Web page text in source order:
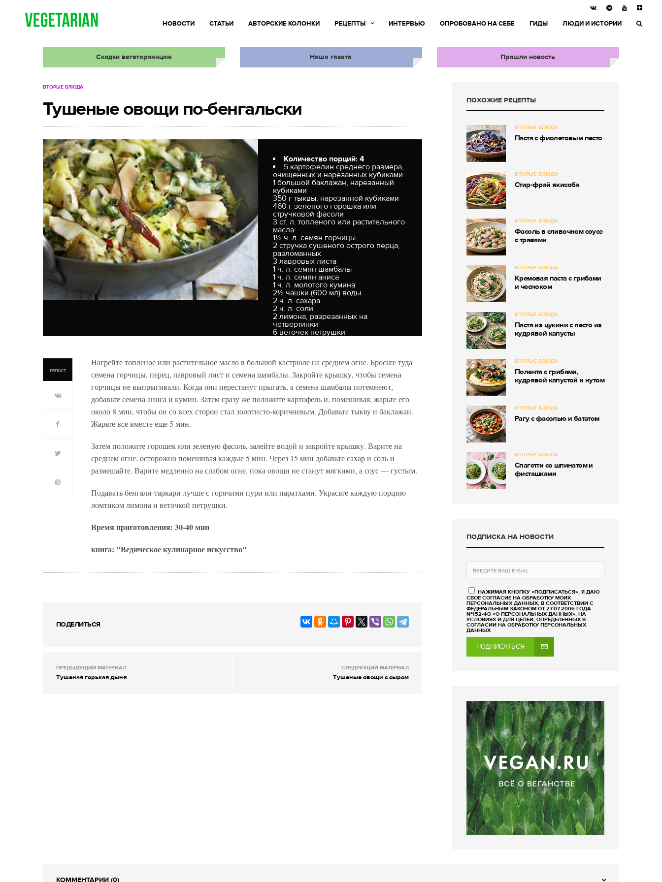
НОВОСТИ СТАТЬИ АВТОРСКИЕ КОЛОНКИ РЕЦЕПТЫ ИНТЕРВЬЮ ОПРОБОВАНО НА СЕБЕ ГИДЫ ЛЮДИ И ИСТОРИИ
Скидки вегетарианцам Наша газета Пришли новость
ВТОРЫЕ БЛЮДА
Тушеные овощи по-бенгальски
Количество порций: 4
5 картофелин среднего размера,
очищенных и нарезанных кубиками
1 большой баклажан, нарезанный
кубиками
350 г тыквы, нарезанной кубиками
460 г зеленого горошка или
стручковой фасоли
3 ст. л. топленого или растительного
масла
1½ ч. л. семян горчицы
2 стручка сушеного острого перца,
разломанных
3 лавровых листа
1 ч. л. семян шамбалы
1 ч. л. семян аниса
1 ч. л. молотого кумина
2½ чашки (600 мл) воды
2 ч. л. сахара
2 ч. л. соли
2 лимона, разрезанных на
четвертинки
6 веточек петрушки
РЕПОСТ
Нагрейте топленое или растительное масло в большой кастрюле на среднем огне. Бросьте туда
семена горчицы, перец, лавровый лист и семена шамбалы. Закройте крышку, чтобы семена
горчицы не выпрыгивали. Когда они перестанут прыгать, а семена шамбалы потемнеют,
добавьте семена аниса и кумин. Затем сразу же положите картофель и, помешивая, жарьте его
около 8 мин, чтобы он со всех сторон стал золотисто-коричневым. Добавьте тыкву и баклажан.
Жарьте все вместе еще 5 мин.
Затем положите горошек или зеленую фасоль, залейте водой и закройте крышку. Варите на
среднем огне, осторожно помешивая каждые 5 мин. Через 15 мин добавьте сахар и соль и
размешайте. Варите медленно на слабом огне, пока овощи не станут мягкими, а соус — густым.
Подавать бенгали-таркари лучше с горячими пури или паратхами. Украсьте каждую порцию
ломтиком лимона и веточкой петрушки.
Время приготовления: 30-40 мин
книга: "Ведическое кулинарное искусство"
ПОДЕЛИТЬСЯ
ПРЕДЫДУЩИЙ МАТЕРИАЛ
Тушеная горькая дыня
СЛЕДУЮЩИЙ МАТЕРИАЛ
Тушеные овощи с сыром
ПОХОЖИЕ РЕЦЕПТЫ
ВТОРЫЕ БЛЮДА
Паста с фиолетовым песто
ВТОРЫЕ БЛЮДА
Стир-фрай якисоба
ВТОРЫЕ БЛЮДА
Фасоль в сливочном соусе
с травами
ВТОРЫЕ БЛЮДА
Кремовая паста с грибами
и чесноком
ВТОРЫЕ БЛЮДА
Паста из цукини с песто из
кудрявой капусты
ВТОРЫЕ БЛЮДА
Полента с грибами,
кудрявой капустой и нутом
ВТОРЫЕ БЛЮДА
Рагу с фасолью и бататом
ВТОРЫЕ БЛЮДА
Спагетти со шпинатом и
фисташками
ПОДПИСКА НА НОВОСТИ
НАЖИМАЯ КНОПКУ «ПОДПИСАТЬСЯ», Я ДАЮ
СВОЕ СОГЛАСИЕ НА ОБРАБОТКУ МОИХ
ПЕРСОНАЛЬНЫХ ДАННЫХ, В СООТВЕТСТВИИ С
ФЕДЕРАЛЬНЫМ ЗАКОНОМ ОТ 27.07.2006 ГОДА
№152-ФЗ «О ПЕРСОНАЛЬНЫХ ДАННЫХ», НА
УСЛОВИЯХ И ДЛЯ ЦЕЛЕЙ, ОПРЕДЕЛЕННЫХ В
СОГЛАСИИ НА ОБРАБОТКУ ПЕРСОНАЛЬНЫХ
ДАННЫХ
ПОДПИСАТЬСЯ
КОММЕНТАРИИ (0)